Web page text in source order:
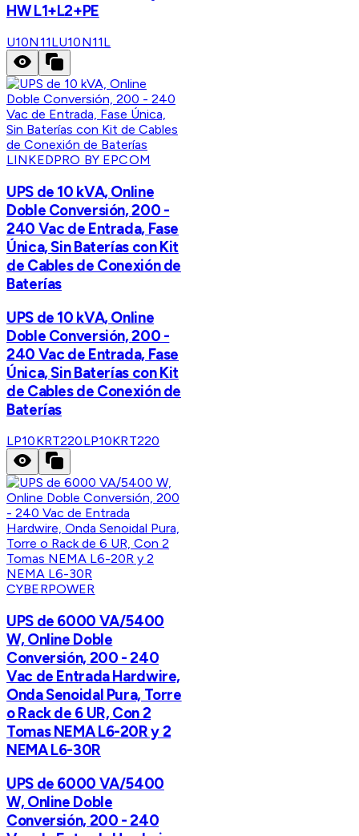
HW L1+L2+PE
U10N11LU10N11L
LINKEDPRO BY EPCOM
UPS de 10 kVA, Online
Doble Conversión, 200 -
240 Vac de Entrada, Fase
Única, Sin Baterías con Kit
de Cables de Conexión de
Baterías
UPS de 10 kVA, Online
Doble Conversión, 200 -
240 Vac de Entrada, Fase
Única, Sin Baterías con Kit
de Cables de Conexión de
Baterías
LP10KRT220LP10KRT220
CYBERPOWER
UPS de 6000 VA/5400
W, Online Doble
Conversión, 200 - 240
Vac de Entrada Hardwire,
Onda Senoidal Pura, Torre
o Rack de 6 UR, Con 2
Tomas NEMA L6-20R y 2
NEMA L6-30R
UPS de 6000 VA/5400
W, Online Doble
Conversión, 200 - 240